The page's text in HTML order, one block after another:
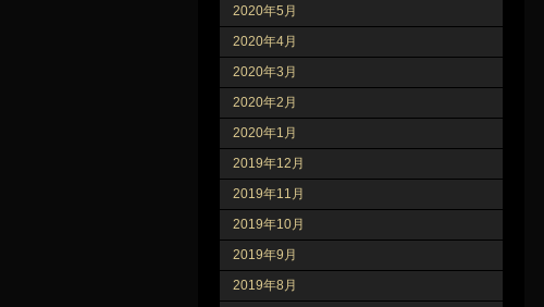
2020年5月
2020年4月
2020年3月
2020年2月
2020年1月
2019年12月
2019年11月
2019年10月
2019年9月
2019年8月